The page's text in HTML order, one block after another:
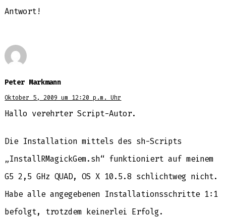
Antwort!
Peter Markmann
Oktober 5, 2009 um 12:20 p.m. Uhr
Hallo verehrter Script-Autor.
Die Installation mittels des sh-Scripts
„InstallRMagickGem.sh“ funktioniert auf meinem
G5 2,5 GHz QUAD, OS X 10.5.8 schlichtweg nicht.
Habe alle angegebenen Installationsschritte 1:1
befolgt, trotzdem keinerlei Erfolg.